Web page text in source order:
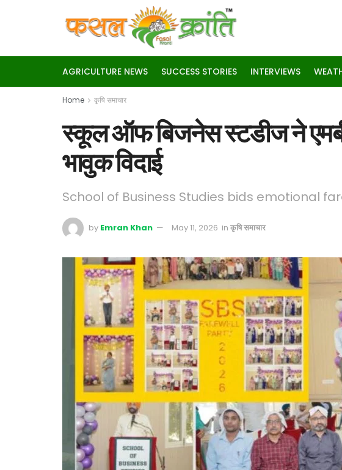
AGRICULTURE NEWS SUCCESS STORIES INTERVIEWS
Home कृषि समाचार
स्कूल ऑफ बिजनेस स्टडीज ने एमबीए
भावुक विदाई
School of Business Studies bids emotional
by Emran Khan May 11, 2026 in कृषि समाचार